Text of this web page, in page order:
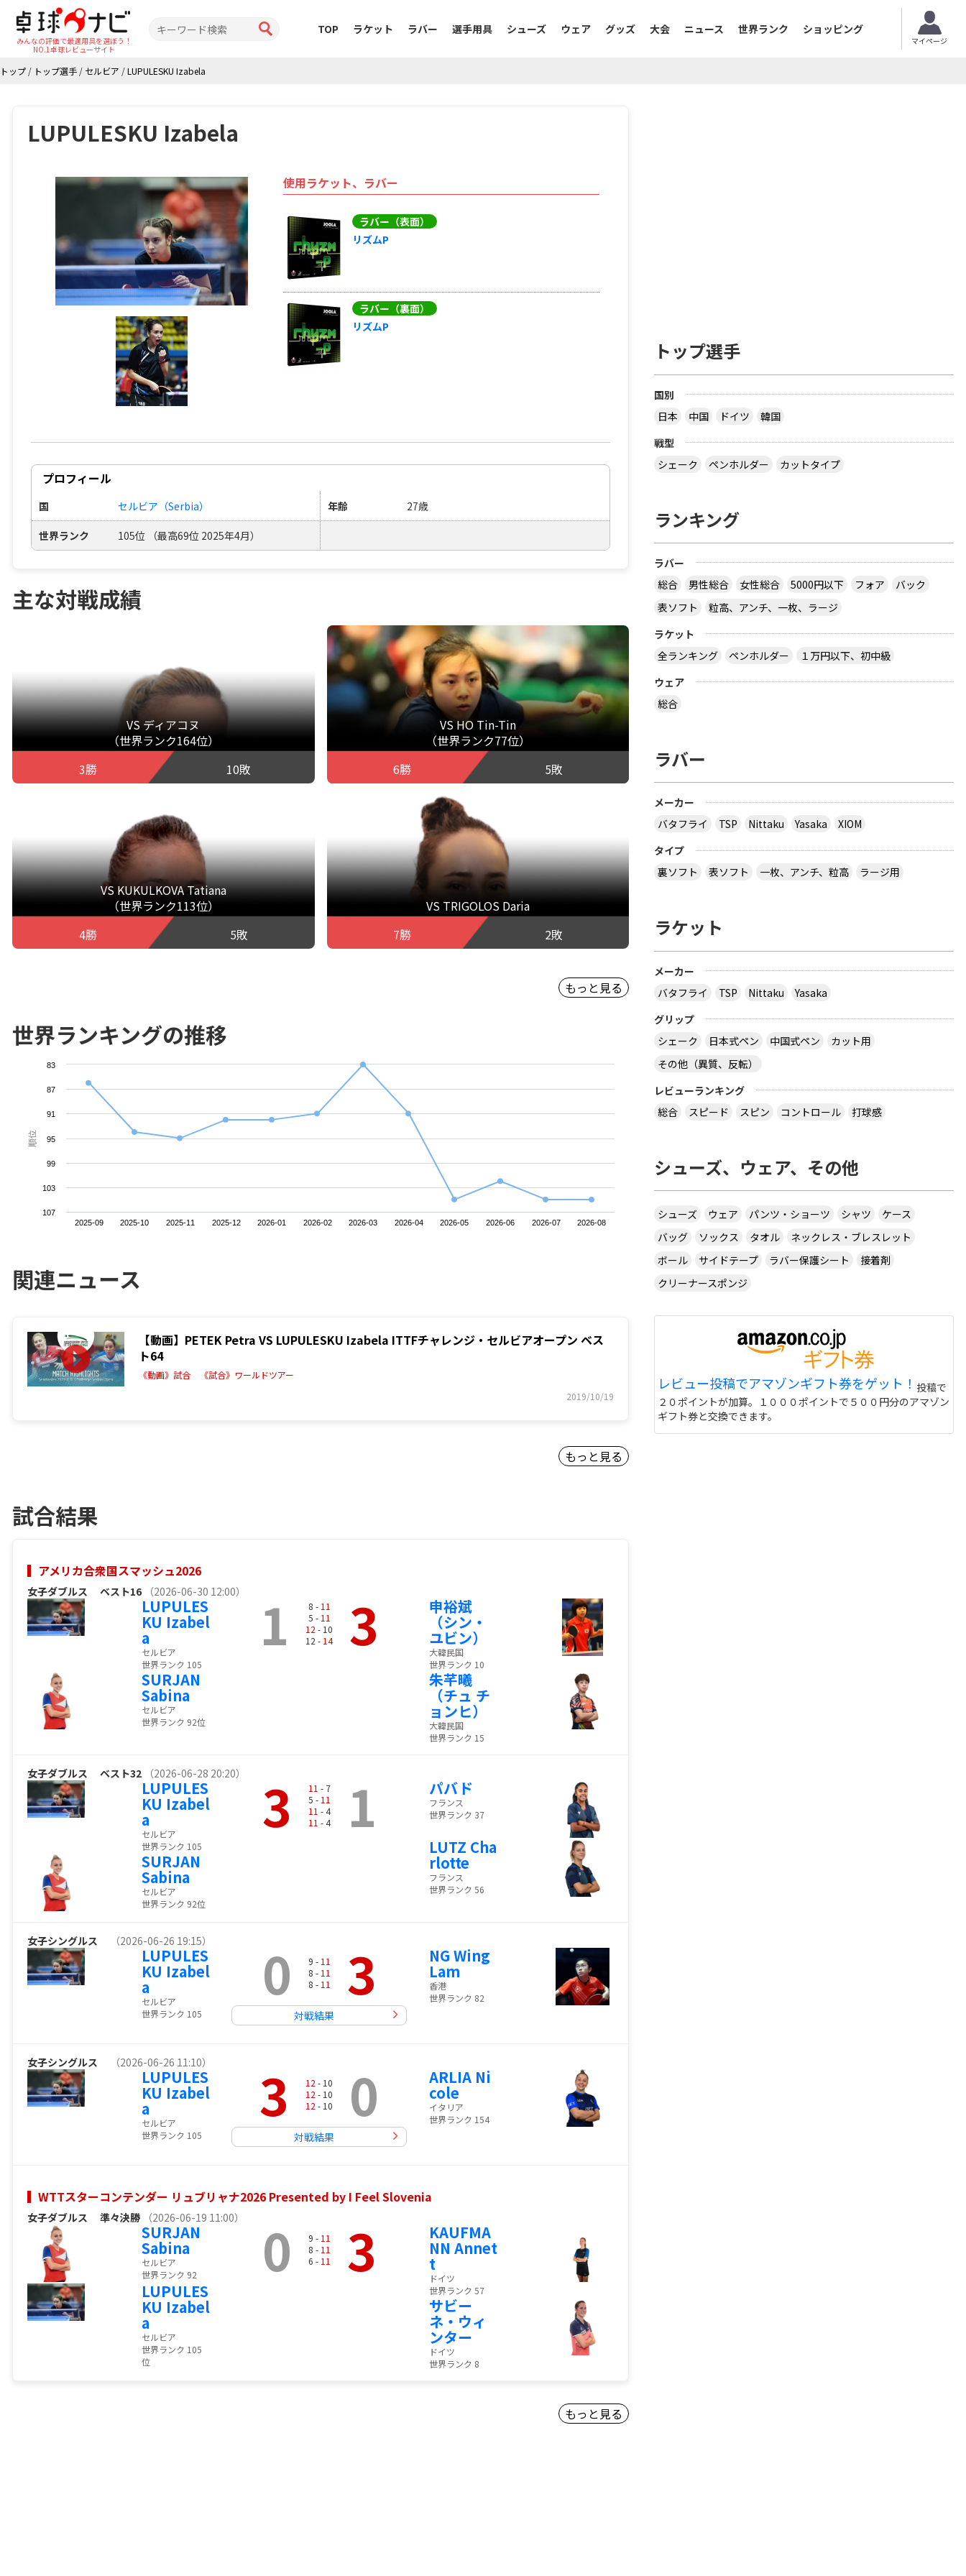
みんなの評価で最適用具を選ぼう！
NO.1卓球レビューサイト
TOP ラケット ラバー 選手用具 シューズ ウェア グッズ 大会 ニュース 世界ランク ショッピング
マイページ
トップ / トップ選手 / セルビア /LUPULESKU Izabela
LUPULESKU Izabela
使用ラケット、ラバー
ラバー（表面）
リズムP
ラバー（裏面）
リズムP
プロフィール
国 セルビア（Serbia） 年齢 27歳
世界ランク 105位 （最高69位 2025年4月）
主な対戦成績
VS ディアコヌ
（世界ランク164位）
3勝
10敗
VS HO Tin-Tin
（世界ランク77位）
6勝
5敗
VS KUKULKOVA Tatiana
（世界ランク113位）
4勝
5敗
VS TRIGOLOS Daria
7勝
2敗
もっと見る
世界ランキングの推移
順位
2025-09 2025-10 2025-11 2025-12 2026-01 2026-02 2026-03 2026-04 2026-05 2026-06 2026-07 2026-08
83
87
91
95
99
103
107
関連ニュース
【動画】PETEK Petra VS LUPULESKU Izabela ITTFチャレンジ・セルビアオープン ベス
ト64
《動画》試合
《試合》ワールドツアー
2019/10/19
もっと見る
試合結果
アメリカ合衆国スマッシュ2026
女子ダブルス ベスト16 （2026-06-30 12:00）
LUPULES
KU Izabel
a
セルビア
世界ランク 105
SURJAN
Sabina
セルビア
世界ランク 92位
1 8 - 11
5 - 11
12 - 10
12 - 14 3 申裕斌
（シン・
ユビン）
大韓民国
世界ランク 10
朱芊曦
（チュ チ
ョンヒ）
大韓民国
世界ランク 15
女子ダブルス ベスト32 （2026-06-28 20:20）
LUPULES
KU Izabel
a
セルビア
世界ランク 105
SURJAN
Sabina
セルビア
世界ランク 92位
3 11 - 7
5 - 11
11 - 4
11 - 4 1 パバド
フランス
世界ランク 37
LUTZ Cha
rlotte
フランス
世界ランク 56
女子シングルス （2026-06-26 19:15）
LUPULES
KU Izabel
a
セルビア
世界ランク 105
0 9 - 11
8 - 11
8 - 11 3
対戦結果
NG Wing
Lam
香港
世界ランク 82
女子シングルス （2026-06-26 11:10）
LUPULES
KU Izabel
a
セルビア
世界ランク 105
3 12 - 10
12 - 10
12 - 10 0
対戦結果
ARLIA Ni
cole
イタリア
世界ランク 154
WTTスターコンテンダー リュブリャナ2026 Presented by I Feel Slovenia
女子ダブルス 準々決勝 （2026-06-19 11:00）
SURJAN
Sabina
セルビア
世界ランク 92
LUPULES
KU Izabel
a
セルビア
世界ランク 105
位
0 9 - 11
8 - 11
6 - 11 3 KAUFMA
NN Annet
t
ドイツ
世界ランク 57
サビー
ネ・ウィ
ンター
ドイツ
世界ランク 8
もっと見る
トップ選手
国別
日本
中国 ドイツ
韓国
戦型
シェーク
ペンホルダー カットタイプ
ランキング
ラバー
総合
男性総合 女性総合 5000円以下 フォア
バック
表ソフト
粒高、アンチ、一枚、ラージ
ラケット
全ランキング
ペンホルダー
１万円以下、初中級
ウェア
総合
ラバー
メーカー
バタフライ
TSP Nittaku Yasaka
XIOM
タイプ
裏ソフト
表ソフト 一枚、アンチ、粒高 ラージ用
ラケット
メーカー
バタフライ
TSP Nittaku
Yasaka
グリップ
シェーク
日本式ペン 中国式ペン
カット用
その他（異質、反転）
レビューランキング
総合
スピード スピン コントロール 打球感
シューズ、ウェア、その他
シューズ ウェア パンツ・ショーツ シャツ
ケース
バッグ
ソックス タオル
ネックレス・ブレスレット
ボール
サイドテープ ラバー保護シート
接着剤
クリーナースポンジ
レビュー投稿でアマゾンギフト券をゲット！ 投稿で
２０ポイントが加算。１０００ポイントで５００円分のアマゾン
ギフト券と交換できます。